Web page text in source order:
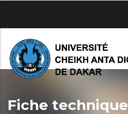
principal
Fiche technique